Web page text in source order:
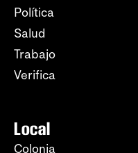
Política
Salud
Trabajo
Verifica
Local
Colonia